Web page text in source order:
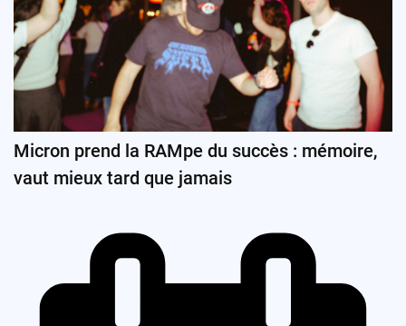
Micron prend la RAMpe du succès : mémoire,
vaut mieux tard que jamais